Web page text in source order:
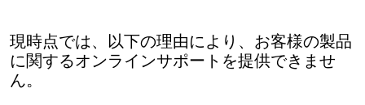
現時点では、以下の理由により、お客様の製品
に関するオンラインサポートを提供できませ
ん。